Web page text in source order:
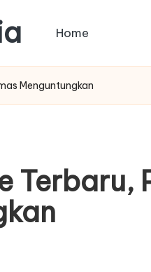
Home
Menguntungkan
Terbaru,